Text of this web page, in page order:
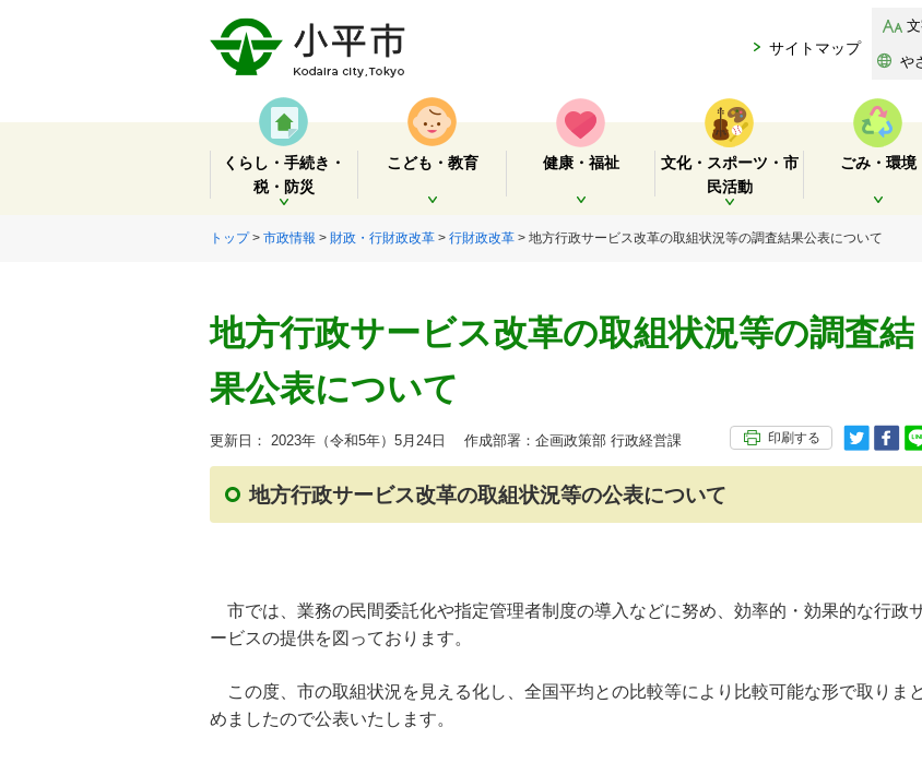
サイトマップ
や
くらし・手続き・
税・防災
開く
こども・教育
開く
健康・福祉
開く
文化・スポーツ・市
民活動
開く
ごみ・環境
開く
トップ> 市政情報 > 財政・行財政改革 > 行財政改革 > 地方行政サービス改革の取組状況等の調査結果公表について
地方行政サービス改革の取組状況等の調査結
果公表について
更新日： 2023年（令和5年）5月24日 作成部署：企画政策部 行政経営課 印刷する
地方行政サービス改革の取組状況等の公表について
市では、業務の民間委託化や指定管理者制度の導入などに努め、効率的・効果的な行政
ービスの提供を図っております。
この度、市の取組状況を見える化し、全国平均との比較等により比較可能な形で取りまと
めましたので公表いたします。